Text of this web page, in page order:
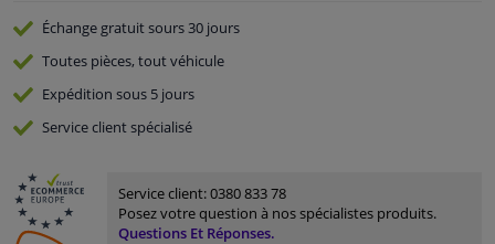
Échange gratuitsours 30 jours
Toutes pièces, tout véhicule
Expédition sous 5 jours
Serviceclient spécialisé
Service client:0380 833 78
Posez votre question à nos spécialistes produits.
Questions Et Réponses.